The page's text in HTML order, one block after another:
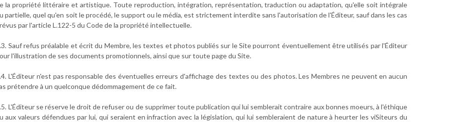
la propriété littéraire et artistique. Toute reproduction, intégration, représentation, traduction ou adaptation, qu'elle soit intégrale
partielle, quel qu'en soit le procédé, le support ou le média, est strictement interdite sans l'autorisation de l'Éditeur, sauf dans les cas
par l'article L.122-5 du Code de la propriété intellectuelle.
Sauf refus préalable et écrit du Membre, les textes et photos publiés sur le Site pourront éventuellement être utilisés par l'Éditeur
l'illustration de ses documents promotionnels, ainsi que sur toute page du Site.
L'Éditeur n'est pas responsable des éventuelles erreurs d'affichage des textes ou des photos. Les Membres ne peuvent en aucun
prétendre à un quelconque dédommagement de ce fait.
L'Éditeur se réserve le droit de refuser ou de supprimer toute publication qui lui semblerait contraire aux bonnes moeurs, à l'éthique
aux valeurs défendues par lui, qui seraient en infraction avec la législation, qui lui sembleraient de nature à heurter les viSiteurs du